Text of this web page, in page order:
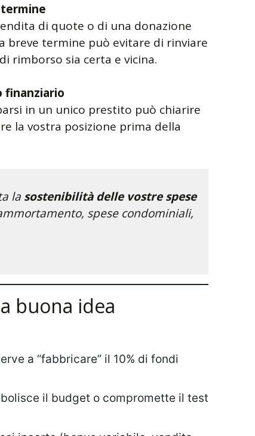
di quote o di una donazione
breve termine può evitare di rinviare
rimborso sia certa e vicina.
finanziario
in un unico prestito può chiarire
la vostra posizione prima della
la sostenibilità delle vostre spese
spese condominiali,
buona idea
a “fabbricare” il 10% di fondi
il budget o compromette il test